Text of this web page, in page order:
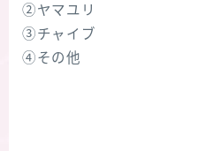
②ヤマユリ
③チャイブ
④その他